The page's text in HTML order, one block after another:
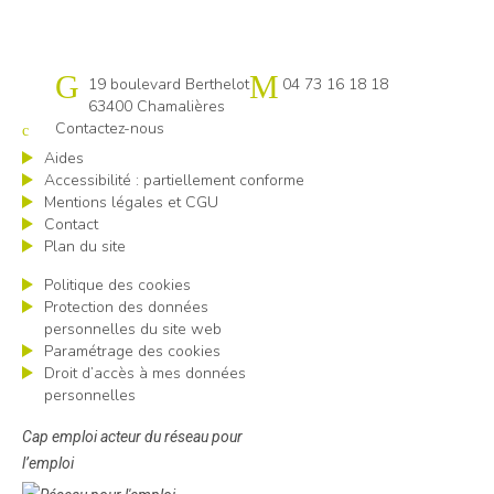
Cap emploi 63
19 boulevard Berthelot
63400 Chamalières
04 73 16 18 18
Contactez-nous
Aides
Accessibilité : partiellement conforme
Mentions légales et CGU
Contact
Plan du site
Politique des cookies
Protection des données
personnelles du site web
Paramétrage des cookies
Droit d’accès à mes données
personnelles
Cap emploi acteur du réseau pour
l’emploi